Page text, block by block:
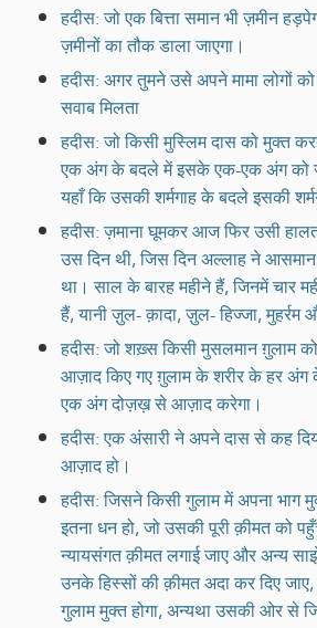
हदीस: जो एक बित्ता समान भी ज़मीन
ज़मीनों का तौक डाला जाएगा।
हदीस: अगर तुमने उसे अपने मामा लोगों को
सवाब मिलता
हदीस: जो किसी मुस्लिम दास को मुक्त
एक अंग के बदले में इसके एक-एक अंग को
यहाँ कि उसकी शर्मगाह के बदले इसकी
हदीस: ज़माना घूमकर आज फिर उसी
उस दिन थी, जिस दिन अल्लाह ने
था। साल के बारह महीने हैं, जिनमें चार
हैं, यानी ज़ुल- क़ादा, ज़ुल- हिज्जा,
हदीस: जो शख़्स किसी मुसलमान ग़ुलाम
आज़ाद किए गए ग़ुलाम के शरीर के हर
एक अंग दोज़ख़ से आज़ाद करेगा।
हदीस: एक अंसारी ने अपने दास से कह
आज़ाद हो।
हदीस: जिसने किसी गुलाम में अपना भाग
इतना धन हो, जो उसकी पूरी क़ीमत को
न्यायसंगत क़ीमत लगाई जाए और अन्य
उनके हिस्सों की क़ीमत अदा कर दिए
गुलाम मुक्त होगा, अन्यथा उसकी ओर से